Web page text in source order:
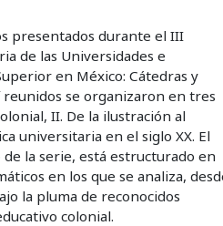
presentados durante el III
de las Universidades e
en México: Cátedras y
reunidos se organizaron en tres
II. De la ilustración al
universitaria en el siglo XX. El
la serie, está estructurado en
en los que se analiza,
la pluma de reconocidos
colonial.